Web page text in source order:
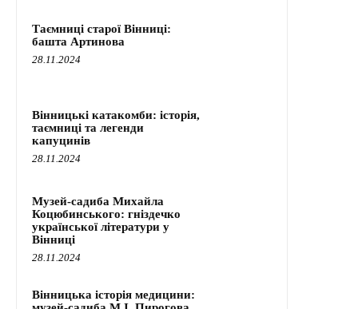
Таємниці старої Вінниці:
башта Артинова
28.11.2024
Вінницькі катакомби: історія,
таємниці та легенди
капуцинів
28.11.2024
Музей-садиба Михайла
Коцюбинського: гніздечко
української літератури у
Вінниці
28.11.2024
Вінницька історія медицини: